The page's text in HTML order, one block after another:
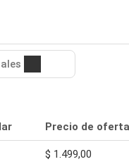
Precio de oferta
$ 1.499,00